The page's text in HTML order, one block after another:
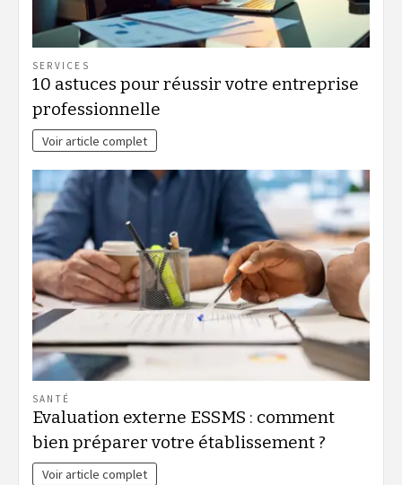
SERVICES
10 astuces pour réussir votre entreprise
professionnelle
Voir article complet
SANTÉ
Evaluation externe ESSMS : comment
bien préparer votre établissement ?
Voir article complet